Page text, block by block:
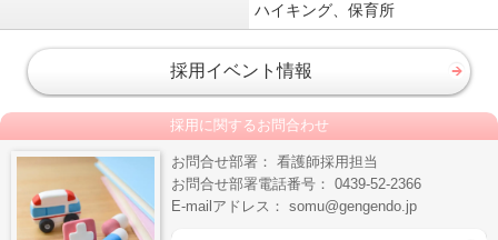
ハイキング、保育所
採用イベント情報
採用に関するお問合わせ
お問合せ部署： 看護師採用担当
お問合せ部署電話番号： 0439-52-2366
E-mailアドレス： somu@gengendo.jp